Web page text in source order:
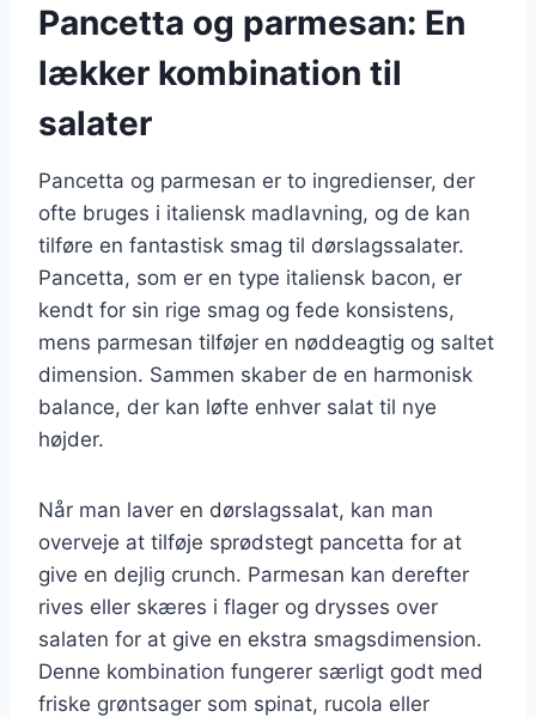
Pancetta og parmesan: En
lækker kombination til
salater
Pancetta og parmesan er to ingredienser, der
ofte bruges i italiensk madlavning, og de kan
tilføre en fantastisk smag til dørslagssalater.
Pancetta, som er en type italiensk bacon, er
kendt for sin rige smag og fede konsistens,
mens parmesan tilføjer en nøddeagtig og saltet
dimension. Sammen skaber de en harmonisk
balance, der kan løfte enhver salat til nye
højder.
Når man laver en dørslagssalat, kan man
overveje at tilføje sprødstegt pancetta for at
give en dejlig crunch. Parmesan kan derefter
rives eller skæres i flager og drysses over
salaten for at give en ekstra smagsdimension.
Denne kombination fungerer særligt godt med
friske grøntsager som spinat, rucola eller